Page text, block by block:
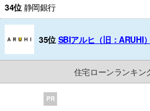
34位 静岡銀行
35位 SBIアルヒ（旧：ARUHI）
住宅ローンランキ
PR